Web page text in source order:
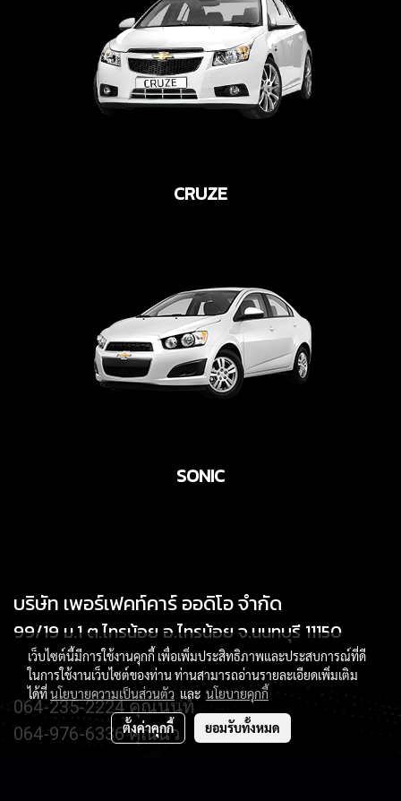
CRUZE
SONIC
บริษัท เพอร์เฟคท์คาร์ ออดิโอ จำกัด
99/19 ม.1 ต.ไทรน้อย อ.ไทรน้อย จ.นนทบุรี 11150
064-235-2224 คุณนนท์
064-976-6336 คุณนิว
เว็บไซต์นี้มีการใช้งานคุกกี้ เพื่อเพิ่มประสิทธิภาพและประสบการณ์ที่ดี
ในการใช้งานเว็บไซต์ของท่าน ท่านสามารถอ่านรายละเอียดเพิ่มเติม
ได้ที่นโยบายความเป็นส่วนตัวและ นโยบายคุกกี้
ตั้งค่าคุกกี้ ยอมรับทั้งหมด